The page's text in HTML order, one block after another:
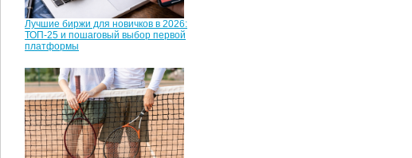
Лучшие биржи для новичков в 2026:
ТОП-25 и пошаговый выбор первой
платформы